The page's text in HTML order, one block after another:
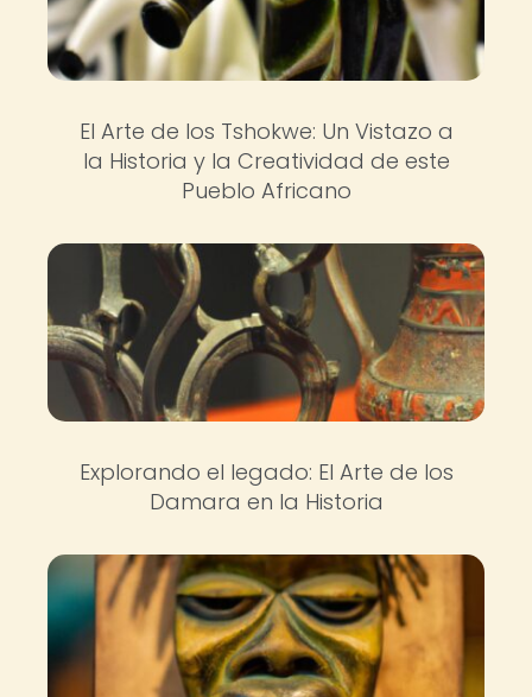
El Arte de los Tshokwe: Un Vistazo a
la Historia y la Creatividad de este
Pueblo Africano
Explorando el legado: El Arte de los
Damara en la Historia